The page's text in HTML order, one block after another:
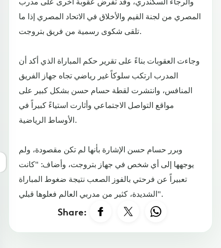
المصري من لجنة القيم والأخلاق في الاتحاد المصري إذا ما
تلقى شكوى رسمية من فريق بتروجت.
وجاءت العقوبات بناءً على تقرير حكم المباراة الذي أكد أن
المدرب ارتكب سلوكاً غير رياضي تجاه جهاز الفريق
المنافس، وانتشرت لقطة حسام حسن بشكل كبير على
مواقع التواصل الاجتماعي وأثارت استياءً كبيراً في
الأوساط الرياضية.
وبرر حسام حسن الإشارة بأنها لم تكن مقصودة، ولم
يوجهها إلى أي شخص في جهاز بتروجت، وأضاف: "كانت
تعبيراً عن فرحتي بالفوز الصعب نتيجة ضغوط المباراة
الشديدة، كثير من مدربي العالم فعلوها قبلي".
Share: